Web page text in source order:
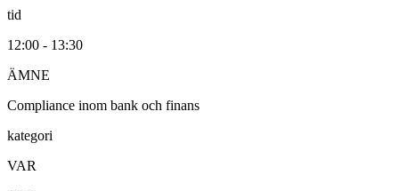
tid
12:00 - 13:30
ÄMNE
Compliance inom bank och finans
kategori
VAR